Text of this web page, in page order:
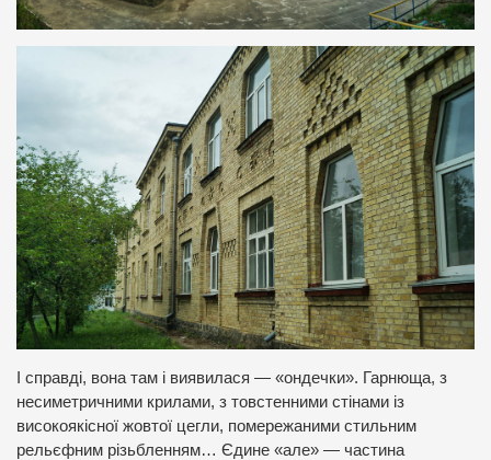
І справді, вона там і виявилася — «ондечки». Гарнюща, з
несиметричними крилами, з товстенними стінами із
високоякісної жовтої цегли, помережаними стильним
рельєфним різьбленням… Єдине «але» — частина